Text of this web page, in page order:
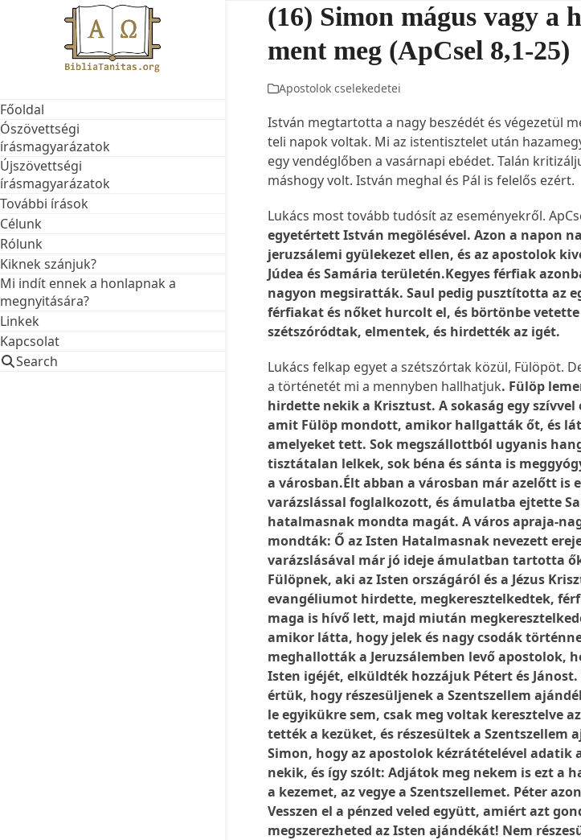
Főoldal
Ószövettségi
írásmagyarázatok
Újszövettségi
írásmagyarázatok
További írások
Célunk
Rólunk
Kiknek szánjuk?
Mi indít ennek a honlapnak a
megnyitására?
Linkek
Kapcsolat
Search
(16) Simon mágus vagy a
ment meg (ApCsel 8,1-25)
Apostolok cselekedetei
István megtartotta a nagy beszédét és végezetül
teli napok voltak. Mi az istentisztelet után
egy vendéglőben a vasárnapi ebédet. Talán
máshogy volt. István meghal és Pál is felelős ezért.
Lukács most tovább tudósít az eseményekről.
egyetértett István megölésével. Azon a napon
jeruzsálemi gyülekezet ellen, és az apostolok
Júdea és Samária területén.Kegyes férfiak
nagyon megsiratták. Saul pedig pusztította az
férfiakat és nőket hurcolt el, és börtönbe
szétszóródtak, elmentek, és hirdették az igét.
Lukács felkap egyet a szétszórtak közül, Fülöpöt.
a történetét mi a mennyben hallhatjuk. Fülöp
hirdette nekik a Krisztust. A sokaság egy
amit Fülöp mondott, amikor hallgatták őt, és
amelyeket tett. Sok megszállottból ugyanis
tisztátalan lelkek, sok béna és sánta is
a városban.Élt abban a városban már azelőtt is
varázslással foglalkozott, és ámulatba ejtette
hatalmasnak mondta magát. A város apraja-
mondták: Ő az Isten Hatalmasnak nevezett
varázslásával már jó ideje ámulatban tartotta
Fülöpnek, aki az Isten országáról és a Jézus
evangéliumot hirdette, megkeresztelkedtek,
maga is hívő lett, majd miután
amikor látta, hogy jelek és nagy csodák
meghallották a Jeruzsálemben levő apostolok,
Isten igéjét, elküldték hozzájuk Pétert és
értük, hogy részesüljenek a Szentszellem
le egyikükre sem, csak meg voltak keresztelve
tették a kezüket, és részesültek a Szentszellem
Simon, hogy az apostolok kézrátételével adatik
nekik, és így szólt: Adjátok meg nekem is ezt a
a kezemet, az vegye a Szentszellemet. Péter
Vesszen el a pénzed veled együtt, amiért azt
megszerezheted az Isten ajándékát! Nem